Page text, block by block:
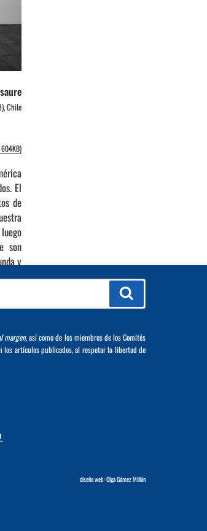
Chile
El
de
son
y
margen, así como de los miembros de los Comités
los artículos publicados, al respetar la libertad de
diseño web: Olga Gómez Millón